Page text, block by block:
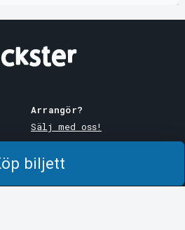
biljett
Arrangör?
Sälj med oss!
System Support